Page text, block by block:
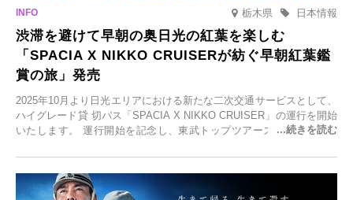
栃木県 日本情報
渋滞を避けて早朝の奥日光の紅葉を楽しむ
「SPACIA X NIKKO CRUISERが紡ぐ早朝紅葉鑑
賞の旅」発売
2025年10月より日光エリアにおける新たな二次交通サービスとして、
ハイグレード貸 切バス「SPACIA X NIKKO CRUISER」の運行を開始
いたします。 運行開始を記念し、東武トップツアーズ株式会社では
2025年9月12日(金)より発売いたします。